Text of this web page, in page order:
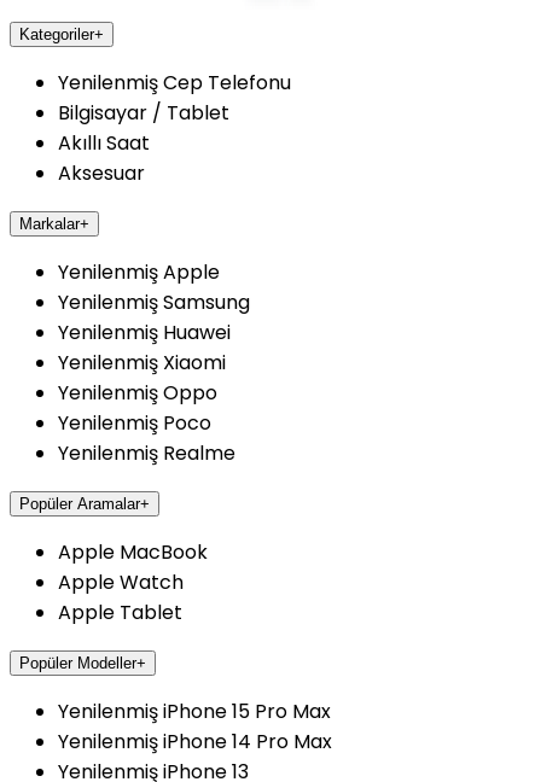
Kategoriler+
Yenilenmiş Cep Telefonu
Bilgisayar / Tablet
Akıllı Saat
Aksesuar
Markalar+
Yenilenmiş Apple
Yenilenmiş Samsung
Yenilenmiş Huawei
Yenilenmiş Xiaomi
Yenilenmiş Oppo
Yenilenmiş Poco
Yenilenmiş Realme
Popüler Aramalar+
Apple MacBook
Apple Watch
Apple Tablet
Popüler Modeller+
Yenilenmiş iPhone 15 Pro Max
Yenilenmiş iPhone 14 Pro Max
Yenilenmiş iPhone 13